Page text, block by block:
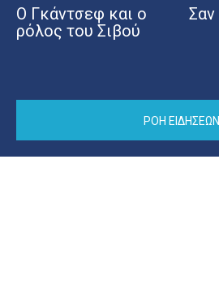
Ο Γκάντσεφ και ο
ρόλος του Σιβού
ΡΟΗ ΕΙΔΗΣΕΩΝ